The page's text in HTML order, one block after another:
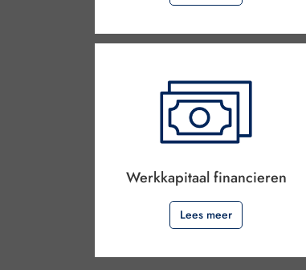
Werkkapitaal financieren
Lees meer